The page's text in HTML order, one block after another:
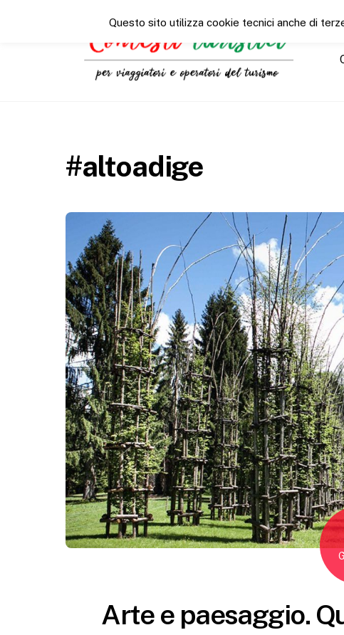
#altoadige
Arte e paesaggio.
Questo sito utilizza cookie tecnici anche di